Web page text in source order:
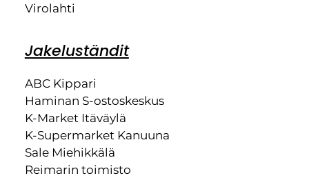
Virolahti
Jakeluständit
ABC Kippari
Haminan S-ostoskeskus
K-Market Itäväylä
K-Supermarket Kanuuna
Sale Miehikkälä
Reimarin toimisto